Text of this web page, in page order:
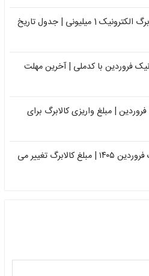
آغاز مرحله جدید خرید با کالابرگ الکترونیک 1 میلیونی | جدول تاریخ
فروردین با کدملی | آخرین مهلت
| مبلغ واریزی کالابرگ برای
زمان واریز کالابرگ الکترونیک فروردین ۱۴۰۵ | مبلغ کالابرگ تغییر می